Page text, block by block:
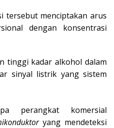
tersebut menciptakan arus
dengan konsentrasi
tinggi kadar alkohol dalam
sinyal listrik yang sistem
perangkat komersial
yang mendeteksi